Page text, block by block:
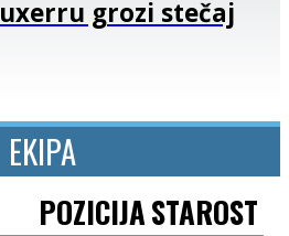
grozi stečaj
EKIPA
POZICIJASTAROST